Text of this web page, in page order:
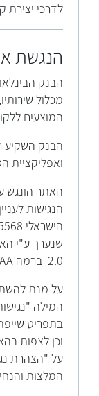
לדרכי יצירת
הנגשת
הבנק
מכלול
המוצעים
הבנק השקיע
ואפליקציית
הנגישות
2.0 ברמה AA .
על מנת
המילה
בתפריט
וכן לצפות
על "הצהרת
המלצות